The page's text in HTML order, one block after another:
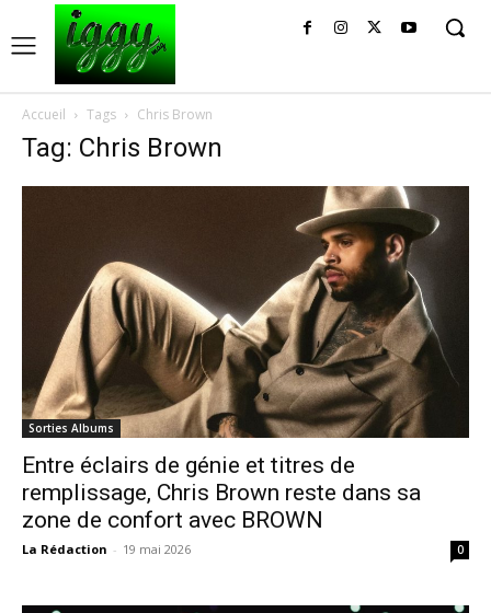
Accueil Tags Chris Brown
Tag: Chris Brown
Sorties Albums
Entre éclairs de génie et titres de
remplissage, Chris Brown reste dans sa
zone de confort avec BROWN
La Rédaction - 19 mai 2026 0